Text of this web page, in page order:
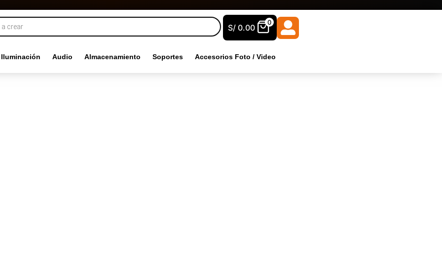
S/ 0.00
0
Iluminación Audio Almacenamiento Soportes Accesorios Foto / Video